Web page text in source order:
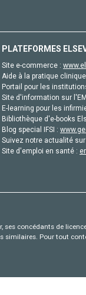
PLATEFORMES
Site e-commerce :
Aide à la pratique
Portail pour les
Site d'information sur
E-learning pour les
Bibliothèque d'e-books
Blog special IFSI :
Suivez notre actualité
Site d'emploi en santé :
ses concédants de
Pour tout